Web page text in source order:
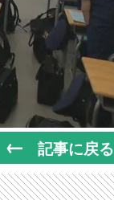
記事に戻る